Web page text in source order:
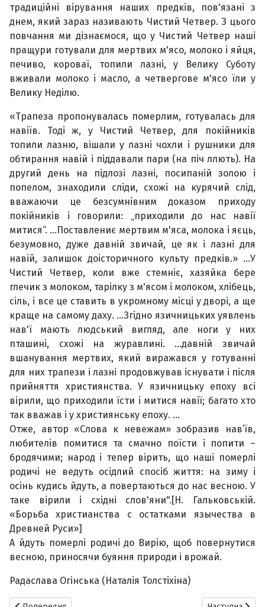
традиційні вірування наших предків, пов'язані з
днем, який зараз називають Чистий Четвер. З цього
повчання ми дізнаємося, що у Чистий Четвер наші
пращури готували для мертвих м'ясо, молоко і яйця,
печиво, короваї, топили лазні, у Велику Суботу
вживали молоко і масло, а четвергове м'ясо їли у
Велику Неділю.
«Трапеза пропонувалась померлим, готувалась для
навіїв. Тоді ж, у Чистий Четвер, для покійників
топили лазню, вішали у лазні чохли і рушники для
обтирання навій і піддавали пари (на піч ллють). На
другий день на підлозі лазні, посипаній золою і
попелом, знаходили сліди, схожі на курячий слід,
вважаючи це безсумнівним доказом приходу
покійників і говорили: „приходили до нас навії
митися“. …Поставлениє мертвим м'яса, молока і яєць,
безумовно, дуже давній звичай, це як і лазні для
навій, залишок доісторичного культу предків.» …У
Чистий Четвер, коли вже стемніє, хазяйка бере
глечик з молоком, тарілку з м'ясом і молоком, хлібець,
сіль, і все це ставить в укромному місці у дворі, а ще
краще на самому даху. …Згідно язичницьких уявлень
нав'ї мають людський вигляд, але ноги у них
пташині, схожі на журавлині. …давній звичай
вшанування мертвих, який виражався у готуванні
для них трапези і лазні продовжував існувати і після
прийняття християнства. У язичницьку епоху всі
вірили, що приходили їсти і митися навії; багато хто
так вважав і у християнську епоху. …
Отже, автор «Слова к невежам» зобразив нав’їв,
любителів помитися та смачно поїсти і попити –
бродячими; народ і тепер вірить, що наші померлі
родичі не ведуть осідлий спосіб життя: на зиму і
осінь кудись йдуть, а повертаються до нас весною. У
таке вірили і східні слов'яни".[Н. Гальковській.
«Борьба христианства с остатками язычества в
Древней Руси»]
А йдуть померлі родичі до Вирію, щоб повернутися
весною, приносячи буяння природи і врожай.
Радаслава Огінська (Наталія Толстіхіна)